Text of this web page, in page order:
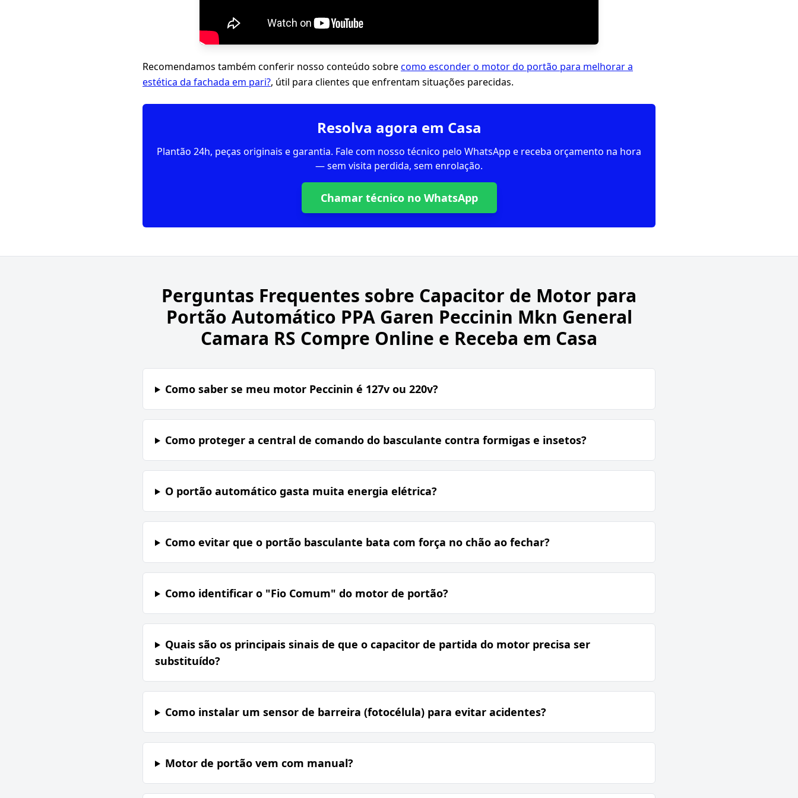
Recomendamos também conferir nosso conteúdo sobrecomo esconder o motor do portão para melhorar a
estética da fachada em pari?, útil para clientes que enfrentam situações parecidas.
Resolva agora em Casa
Plantão 24h, peças originais e garantia. Fale com nosso técnico pelo WhatsApp e receba orçamento na hora
— sem visita perdida, sem enrolação.
Chamar técnico no WhatsApp
Perguntas Frequentes sobre Capacitor de Motor para
Portão Automático PPA Garen Peccinin Mkn General
Camara RS Compre Online e Receba em Casa
Como saber se meu motor Peccinin é 127v ou 220v?
Como proteger a central de comando do basculante contra formigas e insetos?
O portão automático gasta muita energia elétrica?
Como evitar que o portão basculante bata com força no chão ao fechar?
Como identificar o "Fio Comum" do motor de portão?
Quais são os principais sinais de que o capacitor de partida do motor precisa ser
substituído?
Como instalar um sensor de barreira (fotocélula) para evitar acidentes?
Motor de portão vem com manual?